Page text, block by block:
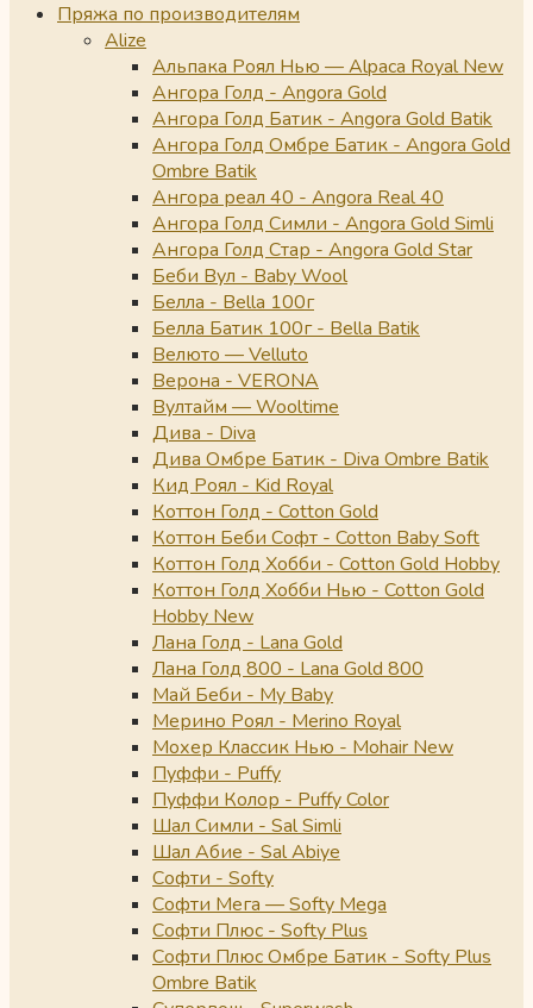
Пряжа по производителям
Alize
Альпака Роял Нью — Alpaca Royal New
Ангора Голд - Angora Gold
Ангора Голд Батик - Angora Gold Batik
Ангора Голд Омбре Батик - Angora Gold
Ombre Batik
Ангора реал 40 - Angora Real 40
Ангора Голд Симли - Angora Gold Simli
Ангора Голд Стар - Angora Gold Star
Беби Вул - Baby Wool
Белла - Bella 100г
Белла Батик 100г - Bella Batik
Велюто — Velluto
Верона - VERONA
Вултайм — Wooltime
Дива - Diva
Дива Омбре Батик - Diva Ombre Batik
Кид Роял - Kid Royal
Коттон Голд - Cotton Gold
Коттон Беби Софт - Cotton Baby Soft
Коттон Голд Хобби - Cotton Gold Hobby
Коттон Голд Хобби Нью - Cotton Gold
Hobby New
Лана Голд - Lana Gold
Лана Голд 800 - Lana Gold 800
Май Беби - My Baby
Мерино Роял - Merino Royal
Мохер Классик Нью - Mohair New
Пуффи - Puffy
Пуффи Колор - Puffy Color
Шал Симли - Sal Simli
Шал Абие - Sal Abiye
Софти - Softy
Софти Мега — Softy Mega
Софти Плюс - Softy Plus
Софти Плюс Омбре Батик - Softy Plus
Ombre Batik